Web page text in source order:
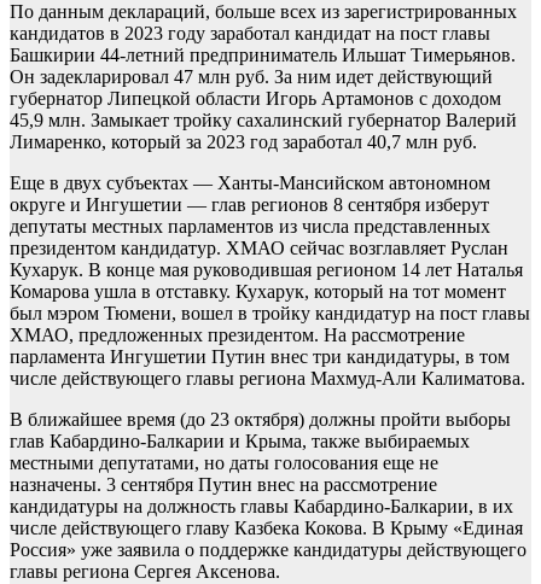
По данным деклараций, больше всех из зарегистрированных
кандидатов в 2023 году заработал кандидат на пост главы
Башкирии 44-летний предприниматель Ильшат Тимерьянов.
Он задекларировал 47 млн руб. За ним идет действующий
губернатор Липецкой области Игорь Артамонов с доходом
45,9 млн. Замыкает тройку сахалинский губернатор Валерий
Лимаренко, который за 2023 год заработал 40,7 млн руб.
Еще в двух субъектах — Ханты-Мансийском автономном
округе и Ингушетии — глав регионов 8 сентября изберут
депутаты местных парламентов из числа представленных
президентом кандидатур. ХМАО сейчас возглавляет Руслан
Кухарук. В конце мая руководившая регионом 14 лет Наталья
Комарова ушла в отставку. Кухарук, который на тот момент
был мэром Тюмени, вошел в тройку кандидатур на пост главы
ХМАО, предложенных президентом. На рассмотрение
парламента Ингушетии Путин внес три кандидатуры, в том
числе действующего главы региона Махмуд-Али Калиматова.
В ближайшее время (до 23 октября) должны пройти выборы
глав Кабардино-Балкарии и Крыма, также выбираемых
местными депутатами, но даты голосования еще не
назначены. 3 сентября Путин внес на рассмотрение
кандидатуры на должность главы Кабардино-Балкарии, в их
числе действующего главу Казбека Кокова. В Крыму «Единая
Россия» уже заявила о поддержке кандидатуры действующего
главы региона Сергея Аксенова.